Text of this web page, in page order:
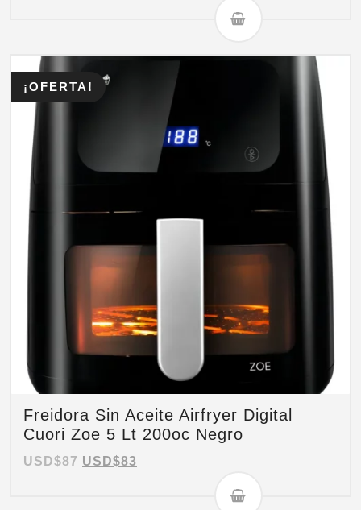
¡OFERTA!
Freidora Sin Aceite Airfryer Digital
Cuori Zoe 5 Lt 200oc Negro
USD$87 USD$83